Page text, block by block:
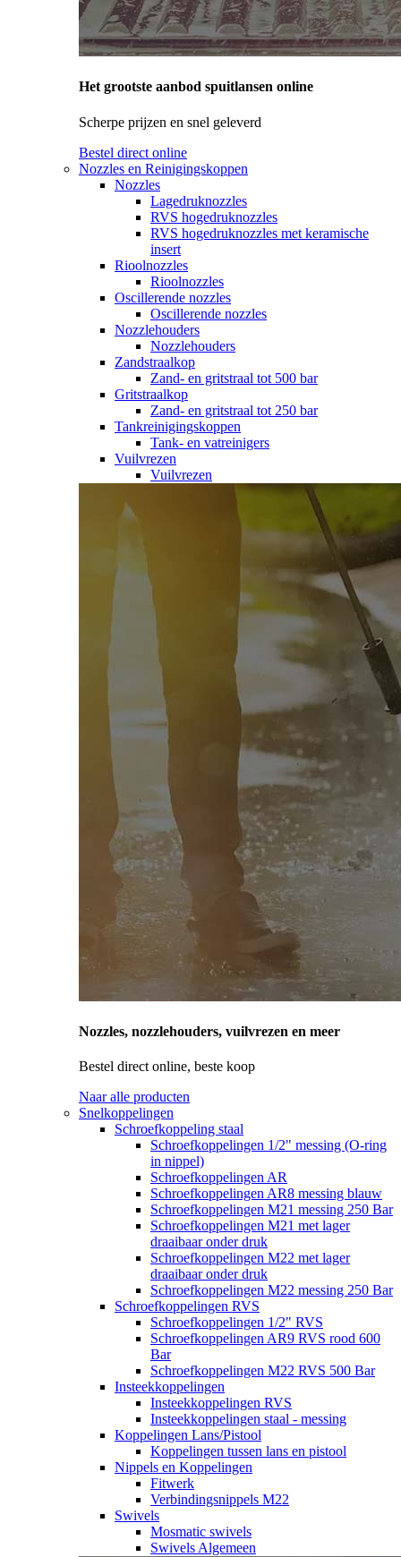
Het grootste aanbod spuitlansen online
Scherpe prijzen en snel geleverd
Bestel direct online
Nozzles en Reinigingskoppen
Nozzles
Lagedruknozzles
RVS hogedruknozzles
RVS hogedruknozzles met keramische
insert
Rioolnozzles
Rioolnozzles
Oscillerende nozzles
Oscillerende nozzles
Nozzlehouders
Nozzlehouders
Zandstraalkop
Zand- en gritstraal tot 500 bar
Gritstraalkop
Zand- en gritstraal tot 250 bar
Tankreinigingskoppen
Tank- en vatreinigers
Vuilvrezen
Vuilvrezen
Nozzles, nozzlehouders, vuilvrezen en meer
Bestel direct online, beste koop
Naar alle producten
Snelkoppelingen
Schroefkoppeling staal
Schroefkoppelingen 1/2" messing (O-ring
in nippel)
Schroefkoppelingen AR
Schroefkoppelingen AR8 messing blauw
Schroefkoppelingen M21 messing 250 Bar
Schroefkoppelingen M21 met lager
draaibaar onder druk
Schroefkoppelingen M22 met lager
draaibaar onder druk
Schroefkoppelingen M22 messing 250 Bar
Schroefkoppelingen RVS
Schroefkoppelingen 1/2" RVS
Schroefkoppelingen AR9 RVS rood 600
Bar
Schroefkoppelingen M22 RVS 500 Bar
Insteekkoppelingen
Insteekkoppelingen RVS
Insteekkoppelingen staal - messing
Koppelingen Lans/Pistool
Koppelingen tussen lans en pistool
Nippels en Koppelingen
Fitwerk
Verbindingsnippels M22
Swivels
Mosmatic swivels
Swivels Algemeen